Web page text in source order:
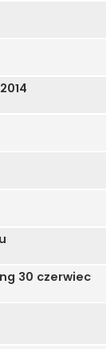
30 czerwiec